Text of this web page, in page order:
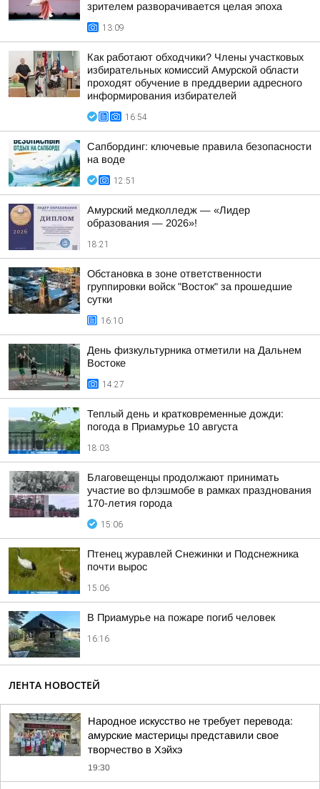
зрителем разворачивается целая эпоха
13:09
Как работают обходчики? Члены участковых
избирательных комиссий Амурской области
проходят обучение в преддверии адресного
информирования избирателей
16:54
Сапбординг: ключевые правила безопасности
на воде
12:51
Амурский медколледж — «Лидер
образования — 2026»!
18:21
Обстановка в зоне ответственности
группировки войск "Восток" за прошедшие
сутки
16:10
День физкультурника отметили на Дальнем
Востоке
14:27
Теплый день и кратковременные дожди:
погода в Приамурье 10 августа
18:03
Благовещенцы продолжают принимать
участие во флэшмобе в рамках празднования
170-летия города
15:06
Птенец журавлей Снежинки и Подснежника
почти вырос
15:06
В Приамурье на пожаре погиб человек
16:16
ЛЕНТА НОВОСТЕЙ
Народное искусство не требует перевода:
амурские мастерицы представили свое
творчество в Хэйхэ
19:30